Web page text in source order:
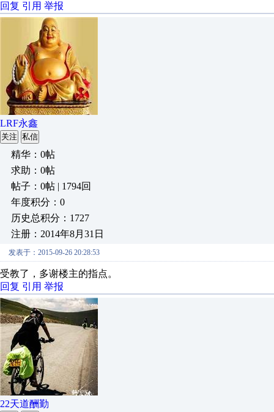
回复 引用 举报
LRF永鑫
关注 私信
精华：0帖
求助：0帖
帖子：0帖 | 1794回
年度积分：0
历史总积分：1727
注册：2014年8月31日
发表于：2015-09-26 20:28:53
受教了，多谢楼主的指点。
回复 引用 举报
22天道酬勤